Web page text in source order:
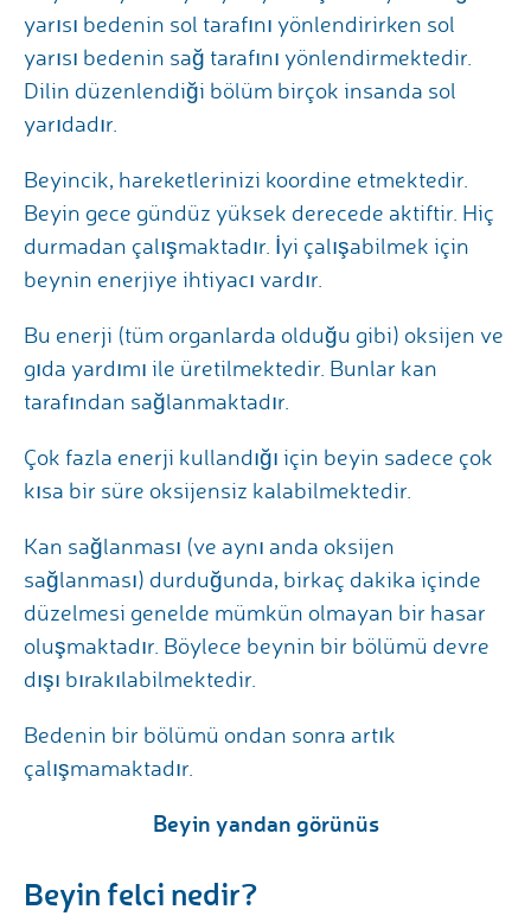
yarısı bedenin sol tarafını yönlendirirken sol
yarısı bedenin sağ tarafını yönlendirmektedir.
Dilin düzenlendiği bölüm birçok insanda sol
yarıdadır.
Beyincik, hareketlerinizi koordine etmektedir.
Beyin gece gündüz yüksek derecede aktiftir. Hiç
durmadan çalışmaktadır. İyi çalışabilmek için
beynin enerjiye ihtiyacı vardır.
Bu enerji (tüm organlarda olduğu gibi) oksijen ve
gıda yardımı ile üretilmektedir. Bunlar kan
tarafından sağlanmaktadır.
Çok fazla enerji kullandığı için beyin sadece çok
kısa bir süre oksijensiz kalabilmektedir.
Kan sağlanması (ve aynı anda oksijen
sağlanması) durduğunda, birkaç dakika içinde
düzelmesi genelde mümkün olmayan bir hasar
oluşmaktadır. Böylece beynin bir bölümü devre
dışı bırakılabilmektedir.
Bedenin bir bölümü ondan sonra artık
çalışmamaktadır.
Beyin yandan görünüs
Beyin felci nedir?